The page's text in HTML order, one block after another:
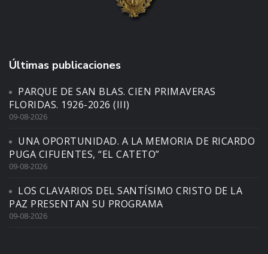
Últimas publicaciones
PARQUE DE SAN BLAS. CIEN PRIMAVERAS
FLORIDAS. 1926-2026 (III)
09-08-2026
UNA OPORTUNIDAD. A LA MEMORIA DE RICARDO
PUGA CIFUENTES, “EL CATETO”
09-08-2026
LOS CLAVARIOS DEL SANTÍSIMO CRISTO DE LA
PAZ PRESENTAN SU PROGRAMA
09-08-2026